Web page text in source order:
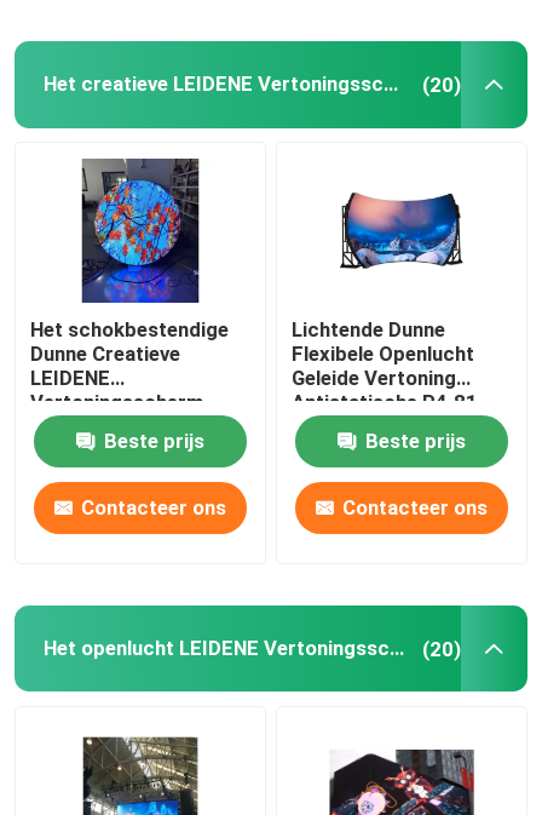
Van de LEIDENE de Tegels het Schermvloer
Led-videomuur voor binnen
Bloot oog 3D LEIDENE Vertoning
Het creatieve LEIDENE Vertoningsscherm (20)
Het schokbestendige
Dunne Creatieve
LEIDENE
Vertoningsscherm
P4.81 P3.91 P2.064
P1.875 Beste prijs
Contacteer ons
Lichtende Dunne
Flexibele Openlucht
Geleide Vertoning
Antistatische P4.81
Beste prijs
Contacteer ons
Het openlucht LEIDENE Vertoningsscherm (20)